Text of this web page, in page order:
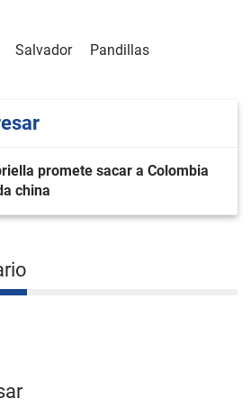
Salvador Pandillas
promete sacar a Colombia
china